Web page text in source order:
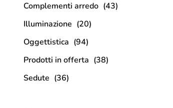
Complementi arredo (43)
Illuminazione (20)
Oggettistica (94)
Prodotti in offerta (38)
Sedute (36)